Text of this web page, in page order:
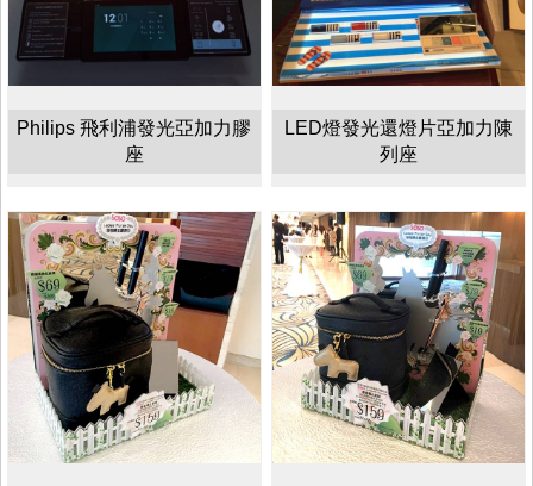
Philips 飛利浦發光亞加力膠
座
LED燈發光還燈片亞加力陳
列座